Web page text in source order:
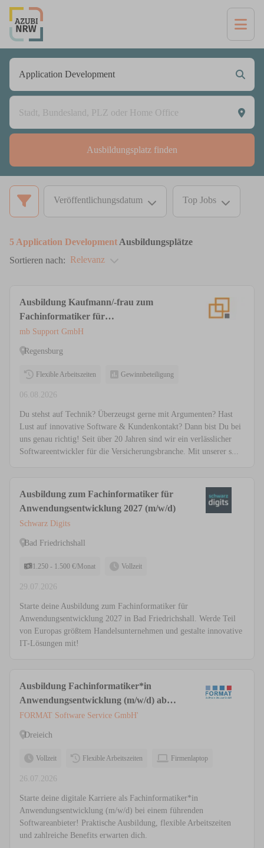
Ausbildungsplatz finden
Veröffentlichungsdatum Top Jobs
5 Application Development Ausbildungsplätze
Sortieren nach: Relevanz
Ausbildung Kaufmann/-frau zum
Fachinformatiker für
Anwendungsentwicklung (m/w/d)
mb Support GmbH
Regensburg
Flexible Arbeitszeiten Gewinnbeteiligung
06.08.2026
Du stehst auf Technik? Überzeugst gerne mit Argumenten? Hast
Lust auf innovative Software & Kundenkontakt? Dann bist Du bei
uns genau richtig! Seit über 20 Jahren sind wir ein verlässlicher
Softwareentwickler für die Versicherungsbranche. Mit unserer s...
Ausbildung zum Fachinformatiker für
Anwendungsentwicklung 2027 (m/w/d)
Schwarz Digits
Bad Friedrichshall
1.250 - 1.500 €/Monat Vollzeit
29.07.2026
Starte deine Ausbildung zum Fachinformatiker für
Anwendungsentwicklung 2027 in Bad Friedrichshall. Werde Teil
von Europas größtem Handelsunternehmen und gestalte innovative
IT-Lösungen mit!
Ausbildung Fachinformatiker*in
Anwendungsentwicklung (m/w/d) ab
dem 01. August 2026
FORMAT Software Service GmbH'
Dreieich
Vollzeit Flexible Arbeitszeiten Firmenlaptop
26.07.2026
Starte deine digitale Karriere als Fachinformatiker*in
Anwendungsentwicklung (m/w/d) bei einem führenden
Softwareanbieter! Praktische Ausbildung, flexible Arbeitszeiten
und zahlreiche Benefits erwarten dich.